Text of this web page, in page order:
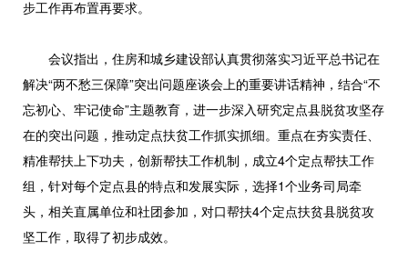
步工作再布置再要求。
会议指出，住房和城乡建设部认真贯彻落实习近平总书记在
解决“两不愁三保障”突出问题座谈会上的重要讲话精神，结合“不
忘初心、牢记使命”主题教育，进一步深入研究定点县脱贫攻坚存
在的突出问题，推动定点扶贫工作抓实抓细。重点在夯实责任、
精准帮扶上下功夫，创新帮扶工作机制，成立4个定点帮扶工作
组，针对每个定点县的特点和发展实际，选择1个业务司局牵
头，相关直属单位和社团参加，对口帮扶4个定点扶贫县脱贫攻
坚工作，取得了初步成效。